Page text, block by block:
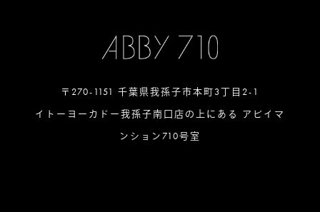
〒270-1151 千葉県我孫子市本町3丁目2-1
イトーヨーカドー我孫子南口店の上にある アビイマ
ンション710号室